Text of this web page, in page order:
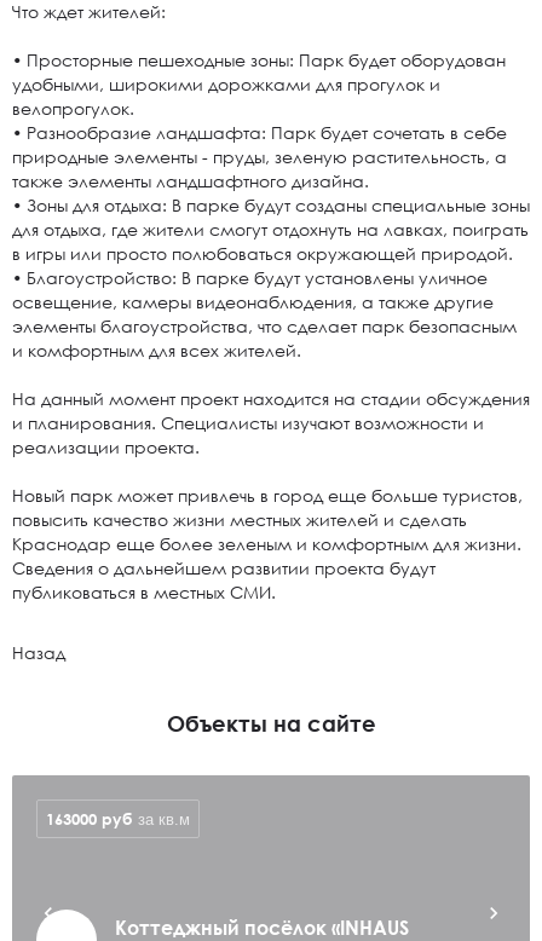
Что ждет жителей:
• Просторные пешеходные зоны: Парк будет оборудован
удобными, широкими дорожками для прогулок и
велопрогулок.
• Разнообразие ландшафта: Парк будет сочетать в себе
природные элементы - пруды, зеленую растительность, а
также элементы ландшафтного дизайна.
• Зоны для отдыха: В парке будут созданы специальные зоны
для отдыха, где жители смогут отдохнуть на лавках, поиграть
в игры или просто полюбоваться окружающей природой.
• Благоустройство: В парке будут установлены уличное
освещение, камеры видеонаблюдения, а также другие
элементы благоустройства, что сделает парк безопасным
и комфортным для всех жителей.
На данный момент проект находится на стадии обсуждения
и планирования. Специалисты изучают возможности и
реализации проекта.
Новый парк может привлечь в город еще больше туристов,
повысить качество жизни местных жителей и сделать
Краснодар еще более зеленым и комфортным для жизни.
Сведения о дальнейшем развитии проекта будут
публиковаться в местных СМИ.
Назад
Объекты на сайте
Коттеджный посёлок «INHAUS
163000 руб за кв.м